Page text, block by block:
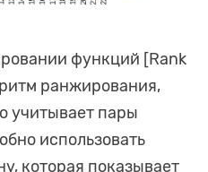
функций [Rank
ранжирования,
учитывает пары
использовать
которая показывает